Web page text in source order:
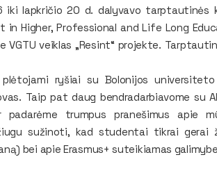
iki lapkričio 20 d. dalyvavo tarptautinės
Higher, Professional and Life Long
VGTU veiklas „Resint“ projekte.
ryšiai su Bolonijos
Taip pat daug bendradarbiavome su
trumpus pranešimus apie
sužinoti, kad studentai tikrai gerai
bei apie Erasmus+ suteikiamas